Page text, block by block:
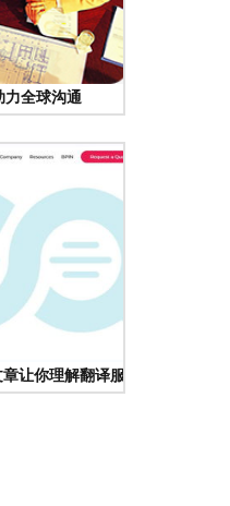
Innovation –
力全球沟通
让你理解翻译服务